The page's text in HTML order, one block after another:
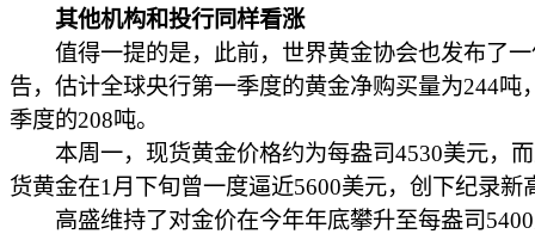
其他机构和投行同样看涨
值得一提的是，此前，世界黄金协会也发布了一
告，估计全球央行第一季度的黄金净购买量为244吨
季度的208吨。
本周一，现货黄金价格约为每盎司4530美元，
货黄金在1月下旬曾一度逼近5600美元，创下纪录新
高盛维持了对金价在今年年底攀升至每盎司